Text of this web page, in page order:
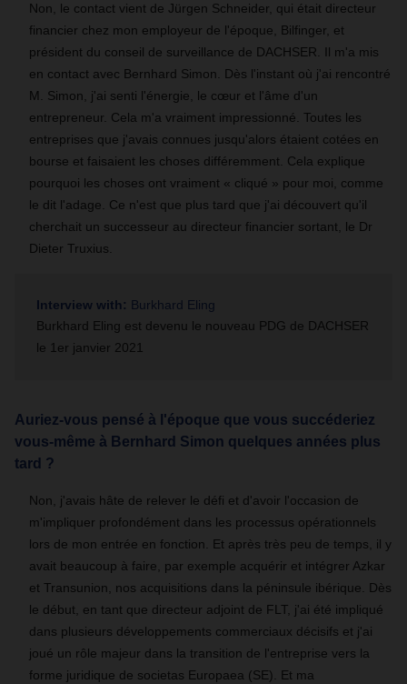
Non, le contact vient de Jürgen Schneider, qui était directeur
financier chez mon employeur de l'époque, Bilfinger, et
président du conseil de surveillance de DACHSER. Il m'a mis
en contact avec Bernhard Simon. Dès l'instant où j'ai rencontré
M. Simon, j'ai senti l'énergie, le cœur et l'âme d'un
entrepreneur. Cela m'a vraiment impressionné. Toutes les
entreprises que j'avais connues jusqu'alors étaient cotées en
bourse et faisaient les choses différemment. Cela explique
pourquoi les choses ont vraiment « cliqué » pour moi, comme
le dit l'adage. Ce n'est que plus tard que j'ai découvert qu'il
cherchait un successeur au directeur financier sortant, le Dr
Dieter Truxius.
Interview with: Burkhard Eling
Burkhard Eling est devenu le nouveau PDG de DACHSER
le 1er janvier 2021
Auriez-vous pensé à l'époque que vous succéderiez
vous-même à Bernhard Simon quelques années plus
tard ?
Non, j'avais hâte de relever le défi et d'avoir l'occasion de
m'impliquer profondément dans les processus opérationnels
lors de mon entrée en fonction. Et après très peu de temps, il y
avait beaucoup à faire, par exemple acquérir et intégrer Azkar
et Transunion, nos acquisitions dans la péninsule ibérique. Dès
le début, en tant que directeur adjoint de FLT, j'ai été impliqué
dans plusieurs développements commerciaux décisifs et j'ai
joué un rôle majeur dans la transition de l'entreprise vers la
forme juridique de societas Europaea (SE). Et ma